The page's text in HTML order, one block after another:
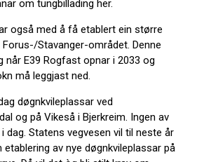
om tungbillading her.
også med å få etablert ein større
Stavanger-området. Denne
når E39 Rogfast opnar i 2033 og
må leggjast ned.
døgnkvileplassar ved
og på Vikeså i Bjerkreim. Ingen av
dag. Statens vegvesen vil til neste år
av nye døgnkvileplassar på